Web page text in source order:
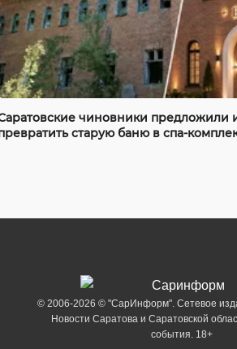
чиновники предложили
старую баню в спа-
© 2006-2026 © "СарИнформ". Сетевое
Новости Саратова и Саратовской
события. 18+